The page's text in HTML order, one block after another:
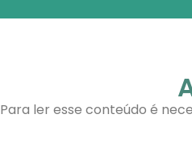
Para ler esse conteúdo é